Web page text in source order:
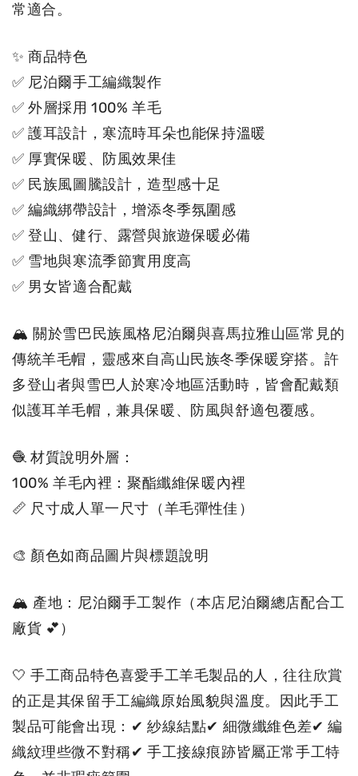
常適合。
✨ 商品特色
✅ 尼泊爾手工編織製作
✅ 外層採用 100% 羊毛
✅ 護耳設計，寒流時耳朵也能保持溫暖
✅ 厚實保暖、防風效果佳
✅ 民族風圖騰設計，造型感十足
✅ 編織綁帶設計，增添冬季氛圍感
✅ 登山、健行、露營與旅遊保暖必備
✅ 雪地與寒流季節實用度高
✅ 男女皆適合配戴
🏔 關於雪巴民族風格尼泊爾與喜馬拉雅山區常見的
傳統羊毛帽，靈感來自高山民族冬季保暖穿搭。許
多登山者與雪巴人於寒冷地區活動時，皆會配戴類
似護耳羊毛帽，兼具保暖、防風與舒適包覆感。
🧶 材質說明外層：
100% 羊毛內裡：聚酯纖維保暖內裡
📏 尺寸成人單一尺寸（羊毛彈性佳）
🎨 顏色如商品圖片與標題說明
🏔 產地：尼泊爾手工製作（本店尼泊爾總店配合工
廠貨 💕）
🤍 手工商品特色喜愛手工羊毛製品的人，往往欣賞
的正是其保留手工編織原始風貌與溫度。因此手工
製品可能會出現：✔ 紗線結點✔ 細微纖維色差✔ 編
織紋理些微不對稱✔ 手工接線痕跡皆屬正常手工特